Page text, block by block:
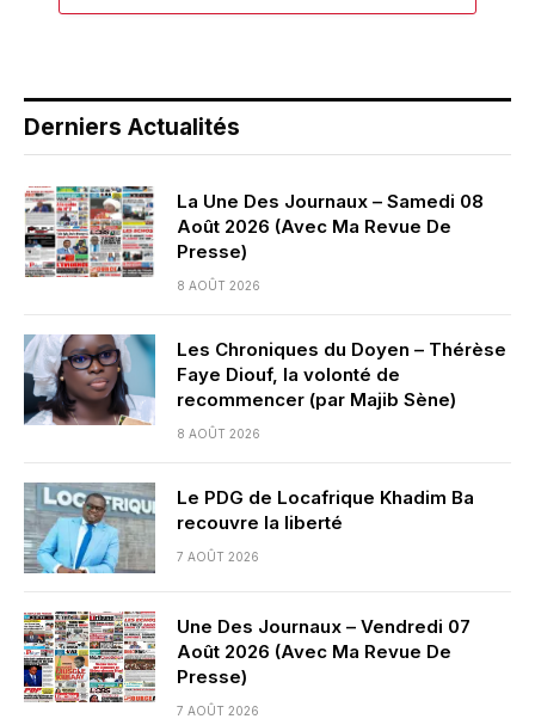
Derniers Actualités
La Une Des Journaux – Samedi 08
Août 2026 (Avec Ma Revue De
Presse)
8 AOÛT 2026
Les Chroniques du Doyen – Thérèse
Faye Diouf, la volonté de
recommencer (par Majib Sène)
8 AOÛT 2026
Le PDG de Locafrique Khadim Ba
recouvre la liberté
7 AOÛT 2026
Une Des Journaux – Vendredi 07
Août 2026 (Avec Ma Revue De
Presse)
7 AOÛT 2026